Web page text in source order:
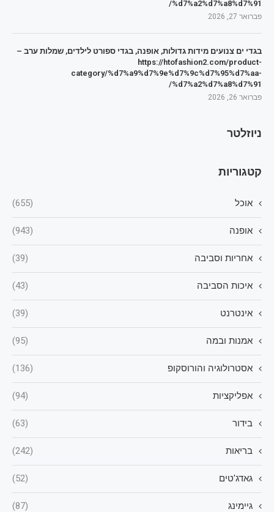
%d7%a2%d7%a8%d7%91/
פברואר 27, 2026
בגדי ים צנועים מידות גדולות, אופנה, בגדי ספורט לילדים, שמלות ערב –
https://htofashion2.com/product-
category/%d7%a9%d7%9e%d7%9c%d7%95%d7%aa-
%d7%a2%d7%a8%d7%91/
פברואר 26, 2026
ניוזלטר
קטגוריות
אוכל (655)
אופנה (943)
אחריות וסביבה (39)
איכות הסביבה (43)
אינטרנט (39)
אמנות ובמה (95)
אסטרולוגיה והורוסקופ (136)
אפליקציות (94)
בידור (63)
בריאות (242)
גאדג'טים (52)
גיימינג (87)